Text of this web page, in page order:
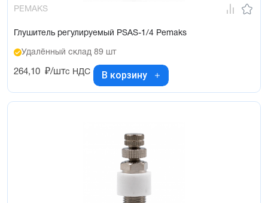
PEMAKS
Глушитель регулируемый PSAS-1/4 Pemaks
Удалённый склад 89 шт
264,10 ₽/штс НДС В корзину